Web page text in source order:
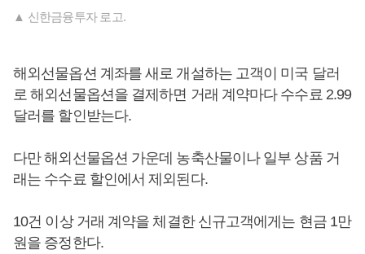
▲ 신한금융투자 로고.
해외선물옵션 계좌를 새로 개설하는 고객이 미국 달러
로 해외선물옵션을 결제하면 거래 계약마다 수수료 2.99
달러를 할인받는다.
다만 해외선물옵션 가운데 농축산물이나 일부 상품 거
래는 수수료 할인에서 제외된다.
10건 이상 거래 계약을 체결한 신규고객에게는 현금 1만
원을 증정한다.